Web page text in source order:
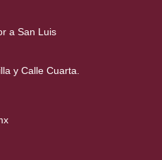
a San Luis
y Calle Cuarta.